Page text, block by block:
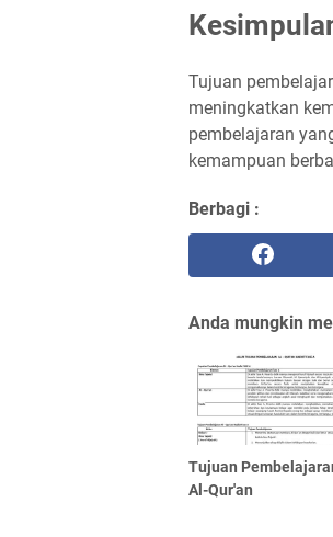
Tujuan
meningkatkan
pembelajaran
kemampuan
Berbagi :
Anda mungkin
Tujuan
Al-Qur'an